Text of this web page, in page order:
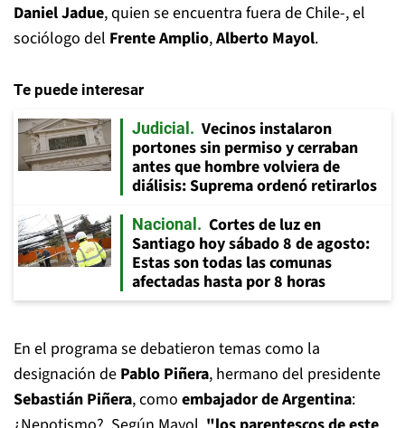
Daniel Jadue, quien se encuentra fuera de Chile-, el
sociólogo del Frente Amplio,Alberto Mayol.
Te puede interesar
Judicial
Vecinos instalaron
portones sin permiso y cerraban
antes que hombre volviera de
diálisis: Suprema ordenó retirarlos
Nacional
Cortes de luz en
Santiago hoy sábado 8 de agosto:
Estas son todas las comunas
afectadas hasta por 8 horas
En el programa se debatieron temas como la
designación de Pablo Piñera, hermano del presidente
Sebastián Piñera, como embajador deArgentina: